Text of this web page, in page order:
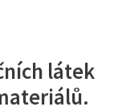
látek